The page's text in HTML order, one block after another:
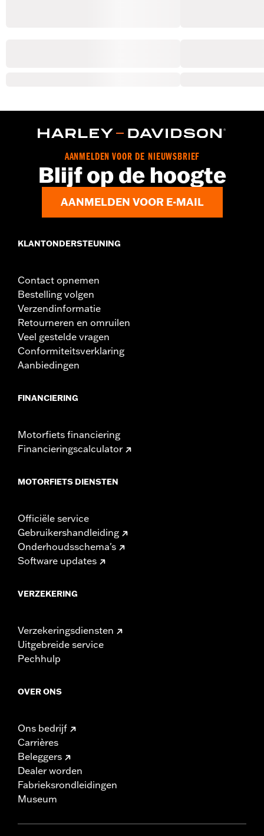
AANMELDEN VOOR DE NIEUWSBRIEF
Blijf op de hoogte
AANMELDEN VOOR E-MAIL
KLANTONDERSTEUNING
Contact opnemen
Bestelling volgen
Verzendinformatie
Retourneren en omruilen
Veel gestelde vragen
Conformiteitsverklaring
Aanbiedingen
FINANCIERING
Motorfiets financiering
Financieringscalculator
MOTORFIETS DIENSTEN
Officiële service
Gebruikershandleiding
Onderhoudsschema's
Software updates
VERZEKERING
Verzekeringsdiensten
Uitgebreide service
Pechhulp
OVER ONS
Ons bedrijf
Carrières
Beleggers
Dealer worden
Fabrieksrondleidingen
Museum